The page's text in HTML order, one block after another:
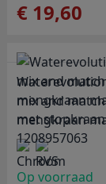
€ 19,60
mix and
mengkraan
met stopkraan
1208957063
Op voorraad